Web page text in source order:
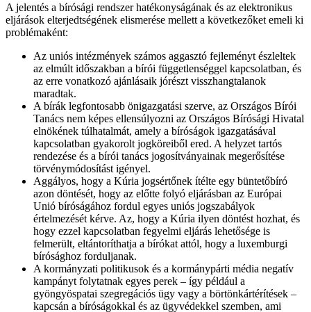
A jelentés a bírósági rendszer hatékonyságának és az elektronikus
eljárások elterjedtségének elismerése mellett a következőket emeli ki
problémaként:
Az uniós intézmények számos aggasztó fejleményt észleltek
az elmúlt időszakban a bírói függetlenséggel kapcsolatban, és
az erre vonatkozó ajánlásaik jórészt visszhangtalanok
maradtak.
A bírák legfontosabb önigazgatási szerve, az Országos Bírói
Tanács nem képes ellensúlyozni az Országos Bírósági Hivatal
elnökének túlhatalmát, amely a bíróságok igazgatásával
kapcsolatban gyakorolt jogköreiből ered. A helyzet tartós
rendezése és a bírói tanács jogosítványainak megerősítése
törvénymódosítást igényel.
Aggályos, hogy a Kúria jogsértőnek ítélte egy büntetőbíró
azon döntését, hogy az előtte folyó eljárásban az Európai
Unió bíróságához fordul egyes uniós jogszabályok
értelmezését kérve. Az, hogy a Kúria ilyen döntést hozhat, és
hogy ezzel kapcsolatban fegyelmi eljárás lehetősége is
felmerült, eltántoríthatja a bírókat attól, hogy a luxemburgi
bírósághoz forduljanak.
A kormányzati politikusok és a kormánypárti média negatív
kampányt folytatnak egyes perek – így például a
gyöngyöspatai szegregációs ügy vagy a börtönkártérítések –
kapcsán a bíróságokkal és az ügyvédekkel szemben, ami